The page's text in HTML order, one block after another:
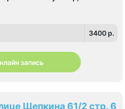
3400 p.
запись
Щепкина 61/2 стр. 6